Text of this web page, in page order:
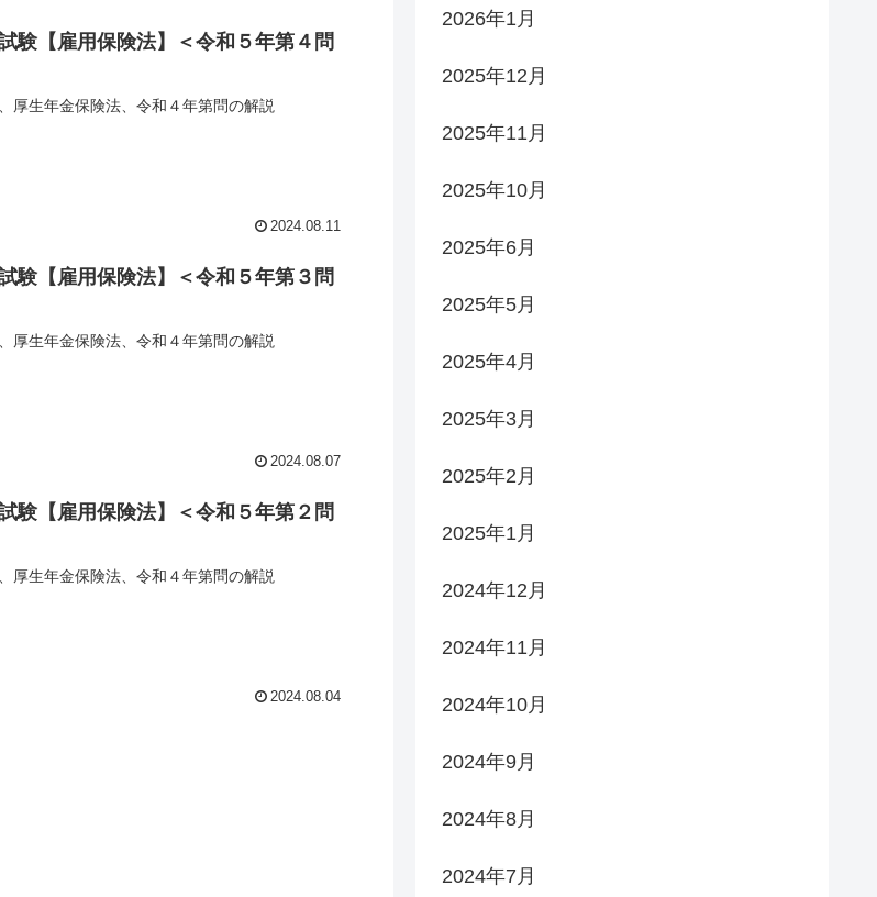
験【雇用保険法】＜令和５年第４問
厚生年金保険法、令和４年第問の解説
2024.08.11
験【雇用保険法】＜令和５年第３問
厚生年金保険法、令和４年第問の解説
2024.08.07
験【雇用保険法】＜令和５年第２問
厚生年金保険法、令和４年第問の解説
2024.08.04
2026年1月
2025年12月
2025年11月
2025年10月
2025年6月
2025年5月
2025年4月
2025年3月
2025年2月
2025年1月
2024年12月
2024年11月
2024年10月
2024年9月
2024年8月
2024年7月